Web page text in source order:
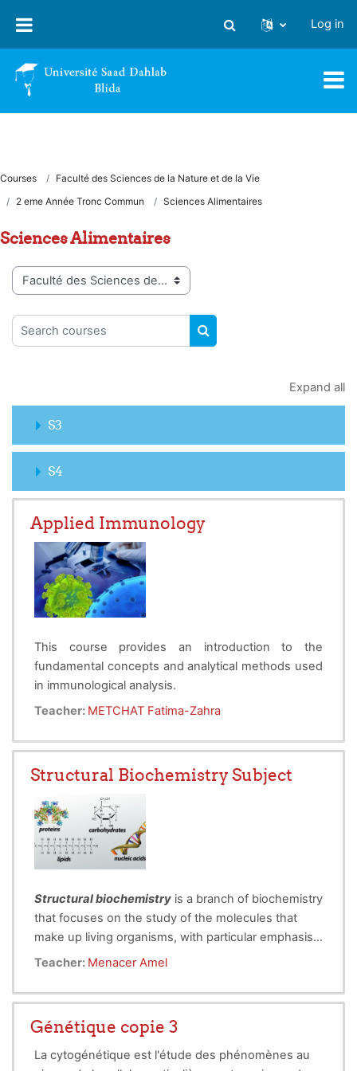
Toggle search input
Log in
Courses
Faculté des Sciences de la Nature et de la Vie
2 eme Année Tronc Commun
Sciences Alimentaires
Sciences Alimentaires
Course categories
Search courses
SEARCH COURSES
Expand all
S3
S4
Applied Immunology
This course provides an introduction to the
fundamental concepts and analytical methods used
in immunological analysis.
At the end of this course, students will be able to:
• Explain the principles underlying major
• Differentiate between analytical methods based
on their mechanisms, sensitivity, specificity, and
applications.
Teacher: METCHAT Fatima-Zahra
Structural Biochemistry Subject
Structural biochemistry is a branch of biochemistry
that focuses on the study of the molecules that
make up living organisms, with particular emphasis
on their structure. It is well established that living
categories of biomolecules: lipids, carbohydrates,
how these molecules are structured, how they
interact with one another, and how their structure
Teacher: Menacer Amel
Génétique copie 3
La cytogénétique est l'étude des phénomènes au